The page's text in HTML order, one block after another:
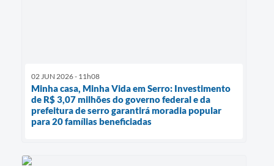
02 JUN 2026 - 11h08
Minha casa, Minha Vida em Serro: Investimento
de R$ 3,07 milhões do governo federal e da
prefeitura de serro garantirá moradia popular
para 20 famílias beneficiadas